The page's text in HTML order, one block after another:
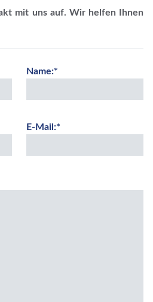
mit uns auf. Wir helfen Ihnen
Name:*
E-Mail:*